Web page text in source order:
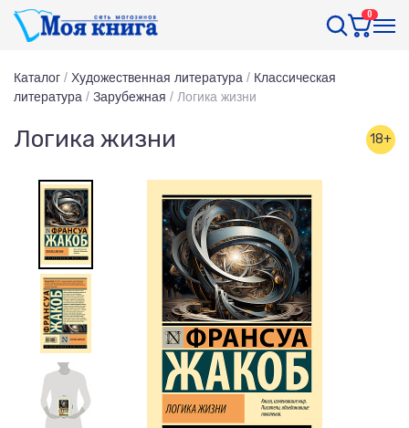
0
Каталог / Художественная литература / Классическая
литература / Зарубежная / Логика жизни
Логика жизни 18+